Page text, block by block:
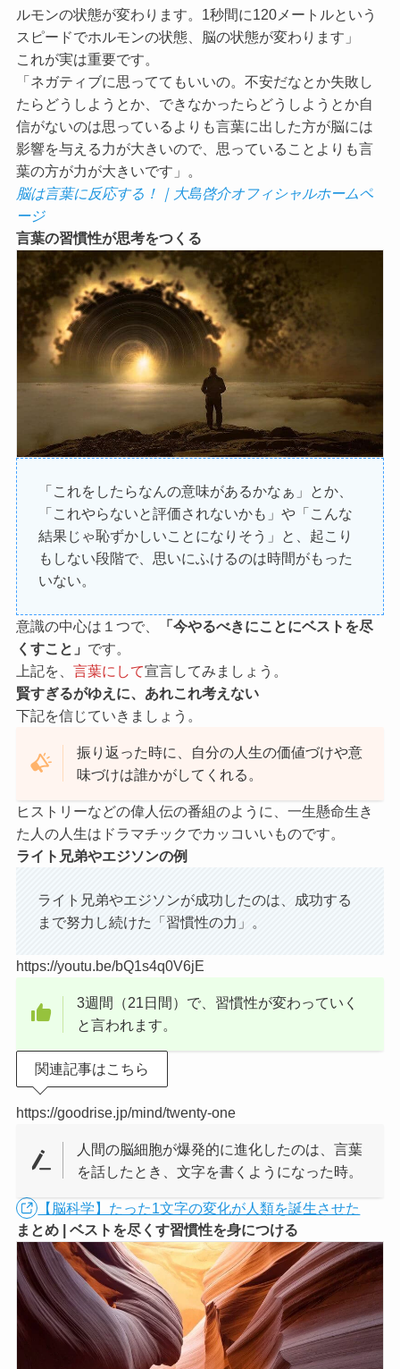
ルモンの状態が変わります。1秒間に120メートルという
スピードでホルモンの状態、脳の状態が変わります」
これが実は重要です。
「ネガティブに思っててもいいの。不安だなとか失敗し
たらどうしようとか、できなかったらどうしようとか自
信がないのは思っているよりも言葉に出した方が脳には
影響を与える力が大きいので、思っていることよりも言
葉の方が力が大きいです」。
脳は言葉に反応する！｜大島啓介オフィシャルホームペ
ージ
言葉の習慣性が思考をつくる
「これをしたらなんの意味があるかなぁ」とか、
「これやらないと評価されないかも」や「こんな
結果じゃ恥ずかしいことになりそう」と、起こり
もしない段階で、思いにふけるのは時間がもった
いない。
意識の中心は１つで、
「今やるべきにことにベストを尽
くすこと」 です。
上記を、 言葉にして宣言してみましょう。
賢すぎるがゆえに、あれこれ考えない
下記を信じていきましょう。
振り返った時に、自分の人生の価値づけや意
味づけは誰かがしてくれる。
ヒストリーなどの偉人伝の番組のように、一生懸命生き
た人の人生はドラマチックでカッコいいものです。
ライト兄弟やエジソンの例
ライト兄弟やエジソンが成功したのは、成功する
まで努力し続けた「習慣性の力」。
https://youtu.be/bQ1s4q0V6jE
3週間（21日間）で、習慣性が変わっていく
と言われます。
関連記事はこちら
https://goodrise.jp/mind/twenty-one
人間の脳細胞が爆発的に進化したのは、言葉
を話したとき、文字を書くようになった時。
【脳科学】たった1文字の変化が人類を誕生させた
まとめ | ベストを尽くす習慣性を身につける